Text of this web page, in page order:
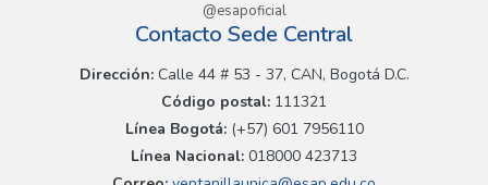
@esapoficial
Contacto Sede Central
Dirección:Calle 44 # 53 - 37, CAN, Bogotá D.C.
Código postal: 111321
Línea Bogotá:(+57) 601 7956110
Línea Nacional: 018000 423713